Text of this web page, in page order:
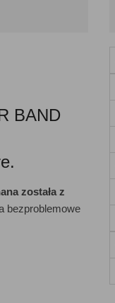
BAND
została z
bezproblemowe